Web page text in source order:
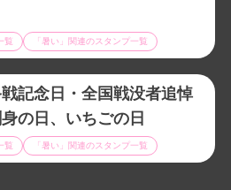
覧 「暑い」関連のスタンプ一覧
記念日・全国戦没者追悼
の日、いちごの日
覧 「暑い」関連のスタンプ一覧